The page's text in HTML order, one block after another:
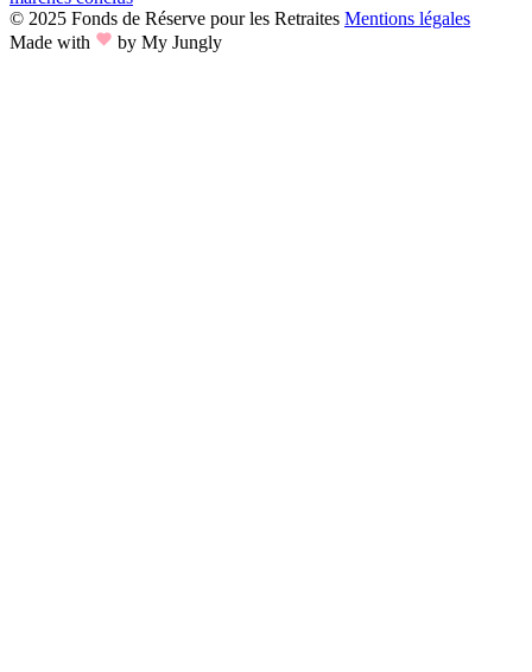
© 2025 Fonds de Réserve pour les Retraites Mentions légales
Made with
by My Jungly